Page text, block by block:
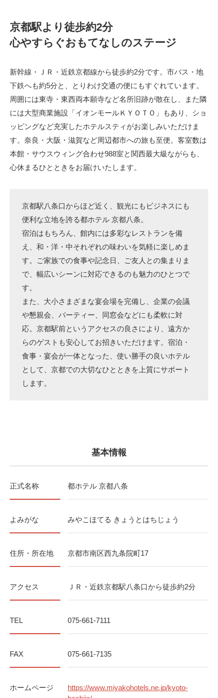
京都駅より徒歩約2分
心やすらぐおもてなしのステージ
新幹線・ＪＲ・近鉄京都線から徒歩約2分です。市バス・地
下鉄へも約5分と、とりわけ交通の便にもすぐれています。
周囲には東寺・東西両本願寺など名所旧跡が散在し、また隣
には大型商業施設「イオンモールＫＹＯＴＯ」もあり、ショ
ッピングなど充実したホテルスティがお楽しみいただけま
す。奈良・大阪・滋賀など周辺都市への旅も至便。客室数は
本館・サウスウィング合わせ988室と関西最大級ながらも、
心休まるひとときをお届けいたします。
京都駅八条口からほど近く、観光にもビジネスにも
便利な立地を誇る都ホテル 京都八条。
宿泊はもちろん、館内には多彩なレストランを備
え、和・洋・中それぞれの味わいを気軽に楽しめま
す。ご家族での食事や記念日、ご友人との集まりま
で、幅広いシーンに対応できるのも魅力のひとつで
す。
また、大小さまざまな宴会場を完備し、企業の会議
や懇親会、パーティー、同窓会などにも柔軟に対
応。京都駅前というアクセスの良さにより、遠方か
らのゲストも安心してお招きいただけます。宿泊・
食事・宴会が一体となった、使い勝手の良いホテル
として、京都での大切なひとときを上質にサポート
します。
基本情報
正式名称 都ホテル 京都八条
よみがな みやこほてる きょうとはちじょう
住所・所在地 京都市南区西九条院町17
アクセス ＪＲ・近鉄京都駅八条口から徒歩約2分
TEL 075-661-7111
FAX 075-661-7135
ホームページ
https://www.miyakohotels.ne.jp/kyoto-